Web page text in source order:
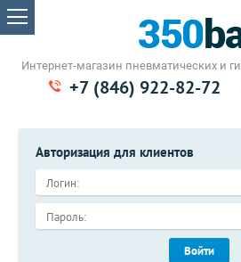
Интернет-магазин пневматическихи
+7 (846) 922-82-72
Авторизация для клиентов
Войти